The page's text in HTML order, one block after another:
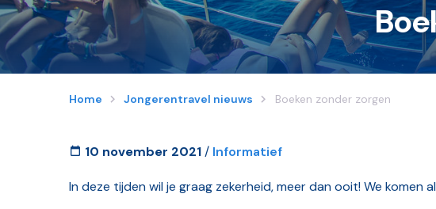
Home Jongerentravel nieuws Boeken zonder zorgen
10 november 2021/ Informatief
In deze tijden wil je graag zekerheid, meer dan ooit! We